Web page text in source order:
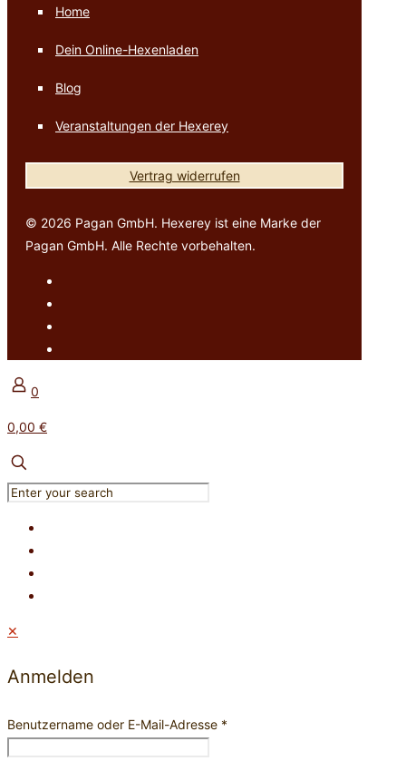
Home
Dein Online-Hexenladen
Blog
Veranstaltungen der Hexerey
Vertrag widerrufen
© 2026 Pagan GmbH. Hexerey ist eine Marke der
Pagan GmbH. Alle Rechte vorbehalten.
0
0,00 €
✕
Anmelden
Benutzername oder E-Mail-Adresse *